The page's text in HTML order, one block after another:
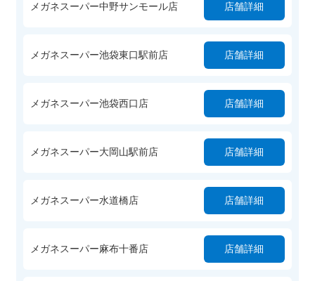
メガネスーパー中野サンモール店 店舗詳細
メガネスーパー池袋東口駅前店 店舗詳細
メガネスーパー池袋西口店 店舗詳細
メガネスーパー大岡山駅前店 店舗詳細
メガネスーパー水道橋店 店舗詳細
メガネスーパー麻布十番店 店舗詳細